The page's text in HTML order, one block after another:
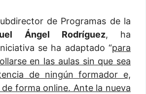
de Programas de la
Ángel Rodríguez, ha
se ha adaptado “para
en las aulas sin que sea
de ningún formador e,
forma online. Ante la nueva